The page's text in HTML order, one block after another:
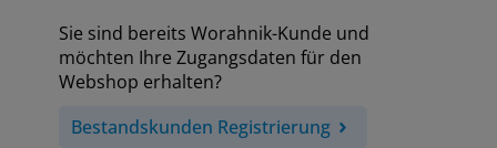
Sie sind bereits Worahnik-Kunde und
möchten Ihre Zugangsdaten für den
Webshop erhalten?
Bestandskunden Registrierung